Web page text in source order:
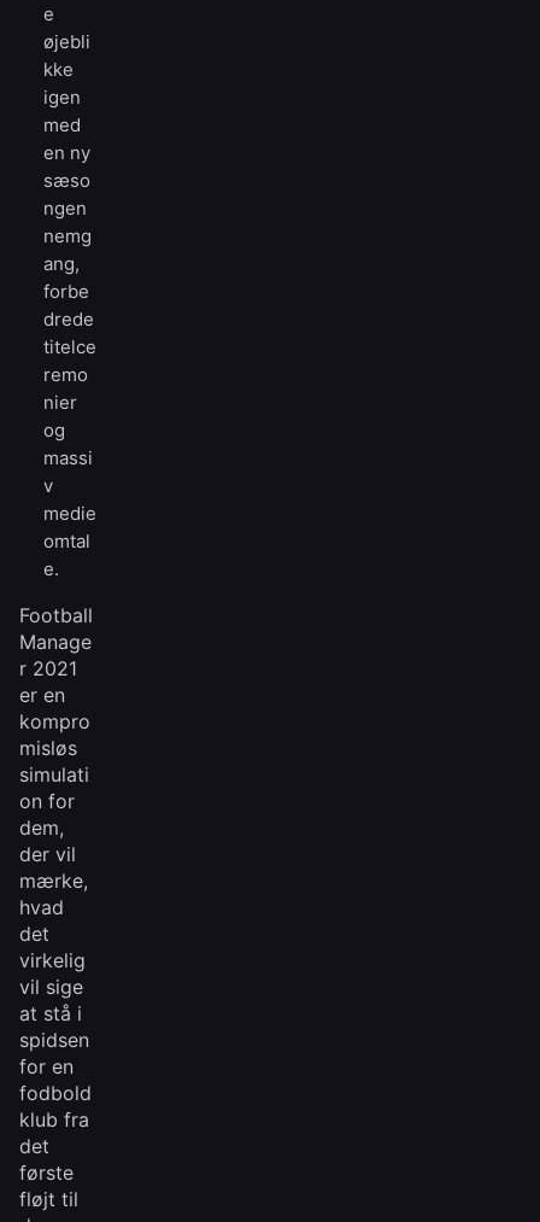
e
øjebli
kke
igen
med
en ny
sæso
ngen
nemg
ang,
forbe
drede
titelce
remo
nier
og
massi
v
medie
omtal
e.
Football
Manage
r 2021
er en
kompro
misløs
simulati
on for
dem,
der vil
mærke,
hvad
det
virkelig
vil sige
at stå i
spidsen
for en
fodbold
klub fra
det
første
fløjt til